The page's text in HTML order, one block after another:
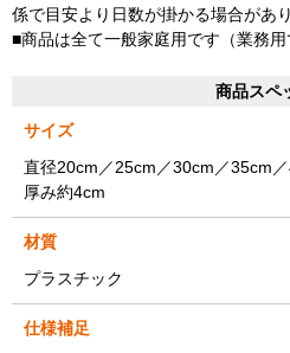
係で目安より日数が掛かる場合があ
■商品は全て一般家庭用です（業務用
商品スペ
サイズ
直径20cm／25cm／30cm／35cm
厚み約4cm
材質
プラスチック
仕様補足